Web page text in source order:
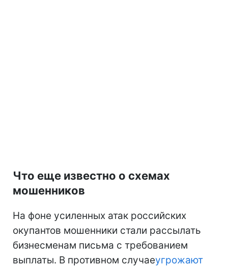
Что еще известно о схемах
мошенников
На фоне усиленных атак российских
окупантов мошенники стали рассылать
бизнесменам письма с требованием
выплаты. В противном случаеугрожают